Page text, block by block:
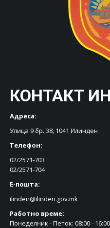
КОНТАКТ
Адреса:
Улица 9 бр. 38, 1041 Илинден
Телефон:
02/2571-703
02/2571-704
Е-пошта:
ilinden@ilinden.gov.mk
Работно време:
Понеделник - Петок: 08:00 -